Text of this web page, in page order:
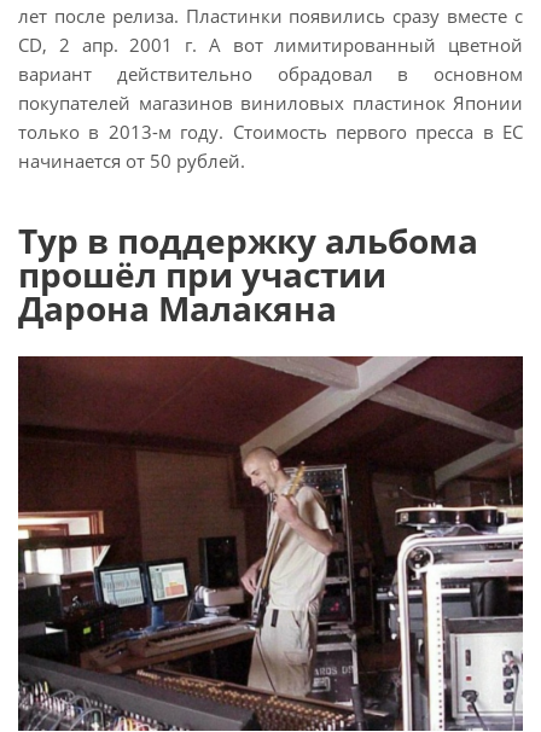
лет после релиза. Пластинки появились сразу вместе с
CD, 2 апр. 2001 г. А вот лимитированный цветной
вариант действительно обрадовал в основном
покупателей магазинов виниловых пластинок Японии
только в 2013-м году. Стоимость первого пресса в ЕС
начинается от 50 рублей.
Тур в поддержку альбома
прошёл при участии
Дарона Малакяна